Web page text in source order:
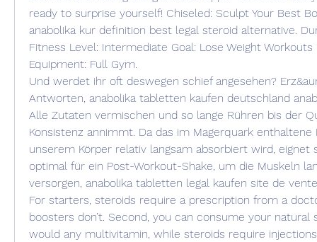
ready to surprise yourself! Chiseled: Sculpt Your Best
anabolika kur definition best legal steroid alternative.
Fitness Level: Intermediate Goal: Lose Weight Workouts
Equipment: Full Gym.
Und werdet ihr oft deswegen schief angesehen?
Antworten, anabolika tabletten kaufen deutschland
Alle Zutaten vermischen und so lange Rühren bis der
Konsistenz annimmt. Da das im Magerquark enthaltene
unserem Körper relativ langsam absorbiert wird, eignet
optimal für ein Post-Workout-Shake, um die Muskeln
versorgen, anabolika tabletten legal kaufen site de
For starters, steroids require a prescription from a
boosters don’t. Second, you can consume your
would any multivitamin, while steroids require